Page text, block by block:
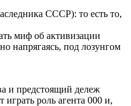
СССР): то есть то,
миф об активизации
напрягаясь, под лозунгом
и предстоящий дележ
роль агента 000 и,